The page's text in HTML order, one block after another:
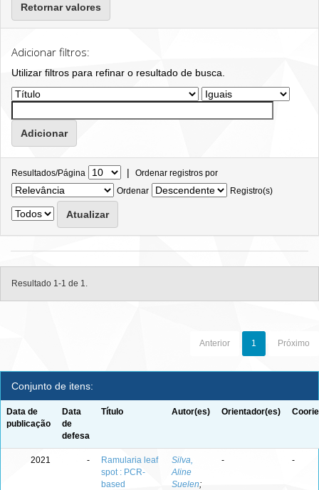
Retornar valores
Adicionar filtros:
Utilizar filtros para refinar o resultado de busca.
Resultados/Página | Ordenar registros por
Ordenar
Registro(s)
Resultado 1-1 de 1.
Anterior 1 Próximo
Conjunto de itens:
Data de
publicação
Data
de
defesa
Título Autor(es) Orientador(es)
2021 -
Ramularia leaf
spot : PCR-
based
Silva,
Aline
Suelen;
- -